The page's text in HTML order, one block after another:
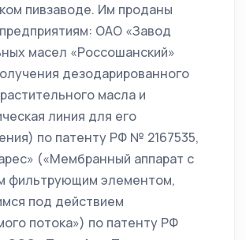
пивзаводе. Им проданы
ОАО «Завод
масел «Россошанский»
дезодарированного
масла и
линия для его
по патенту РФ № 2167535,
(«Мембранный аппарат с
фильтрующим элементом,
под действием
потока») по патенту РФ